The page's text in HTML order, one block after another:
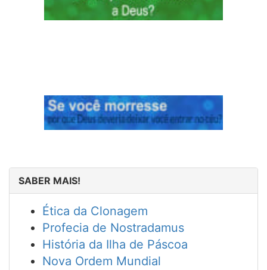
SABER MAIS!
Ética da Clonagem
Profecia de Nostradamus
História da Ilha de Páscoa
Nova Ordem Mundial